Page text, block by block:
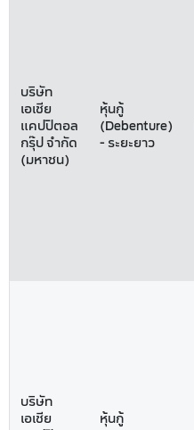
บริษัท
เอเชีย
แคปปิตอล
กรุ๊ป จำกัด
(มหาชน)
หุ้นกู้
(Debenture)
- ระยะยาว
บริษัท
เอเชีย
หุ้นกู้